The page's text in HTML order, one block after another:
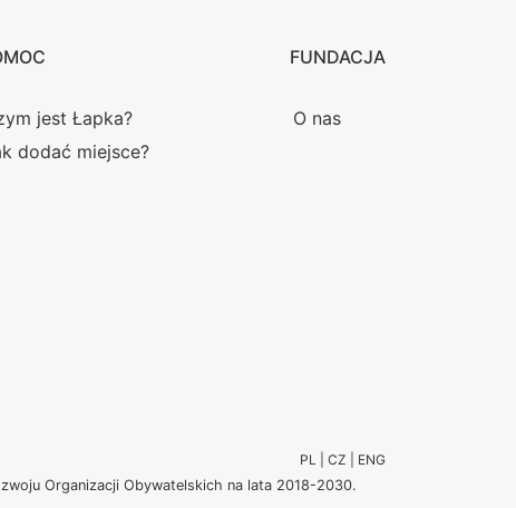
jest Łapka?
dodać miejsce?
FUNDACJA
O nas
PL | CZ | ENG
Organizacji Obywatelskich na lata 2018-2030.